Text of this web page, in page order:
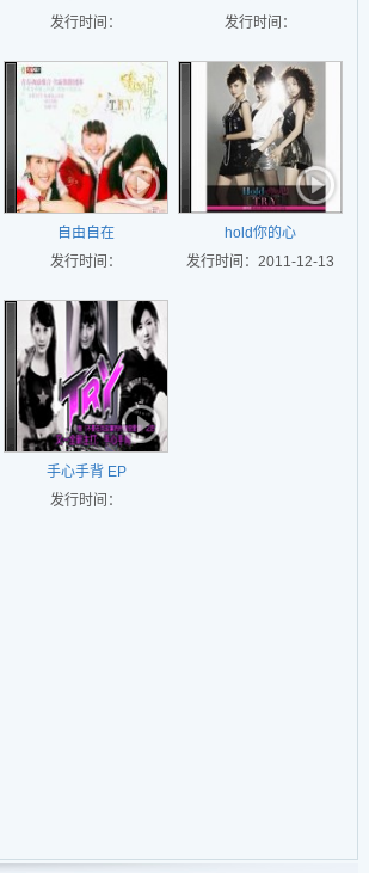
发行时间：
发行时间：
自由自在
发行时间：
hold你的心
发行时间：2011-12-13
手心手背 EP
发行时间：